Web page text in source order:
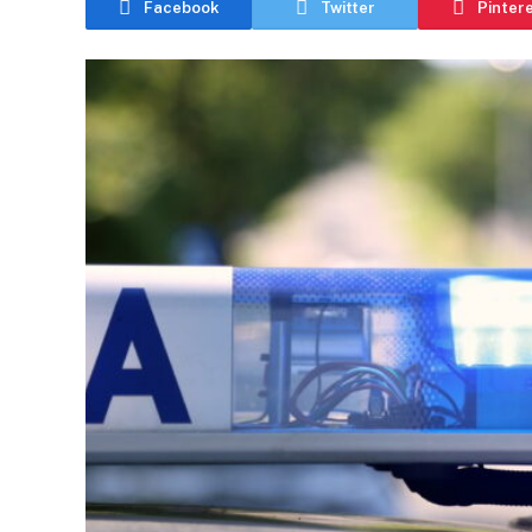
Facebook Twitter